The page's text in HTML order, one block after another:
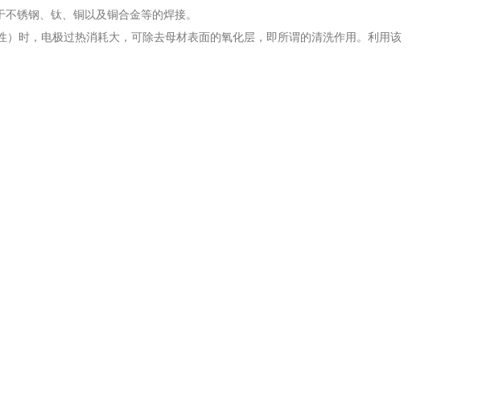
锈钢、钛、铜以及铜合金等的焊接。
时，电极过热消耗大，可除去母材表面的氧化层，即所谓的清洗作用。利用该